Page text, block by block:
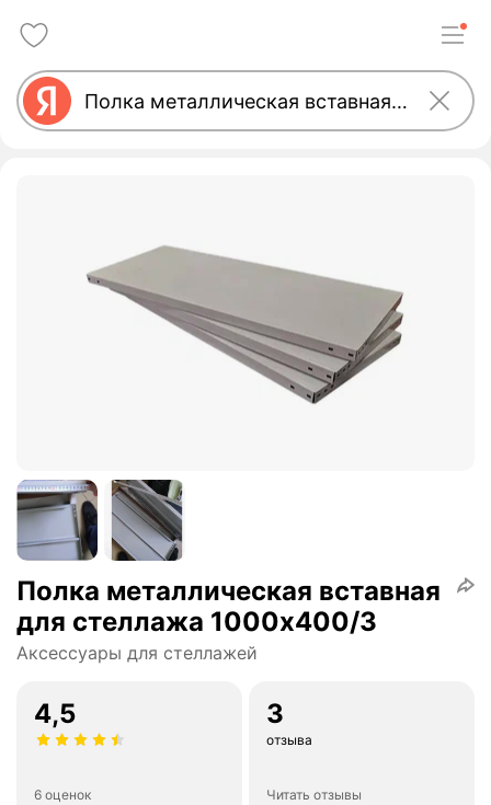
Полка металлическая вставная
для стеллажа 1000х400/3
Аксессуары для стеллажей
4,5
6 оценок
3
отзыва
Читать отзывы